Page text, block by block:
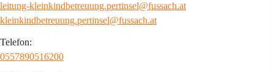
leitung-kleinkindbetreuung.pertinsel@fussach.at
kleinkindbetreuung.pertinsel@fussach.at
Telefon:
0557890516200